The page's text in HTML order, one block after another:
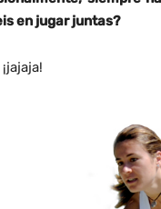
en jugar juntas?